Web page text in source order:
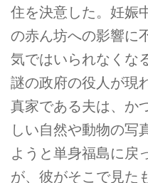
住を決意した。妊娠
の赤ん坊への影響に
気ではいられなくな
謎の政府の役人が現
真家である夫は、か
しい自然や動物の写
ようと単身福島に戻
が、彼がそこで見た